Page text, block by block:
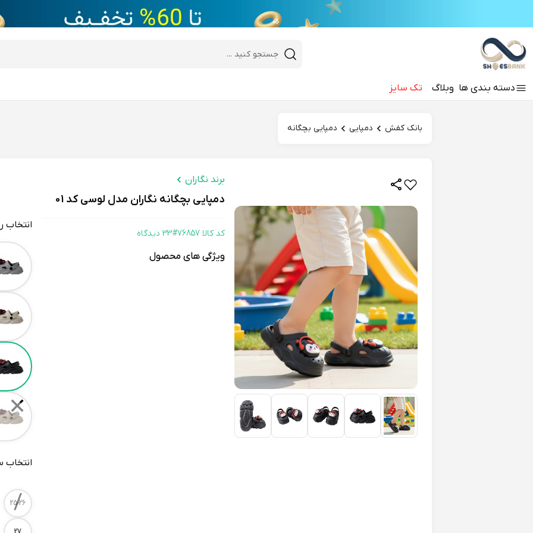
desktop header search
دسته‌ بندی‌ ها وبلاگ تک سایزHi there!
بانک کفش دمپایی دمپایی بچگانه
برند نگاران
دمپایی بچگانه نگاران مدل لوسی کد 01
کد کالا 76857# 33 دیدگاه
ویژگی های محصول
انتخاب
Color
✕
انتخاب
Size
25-26
/